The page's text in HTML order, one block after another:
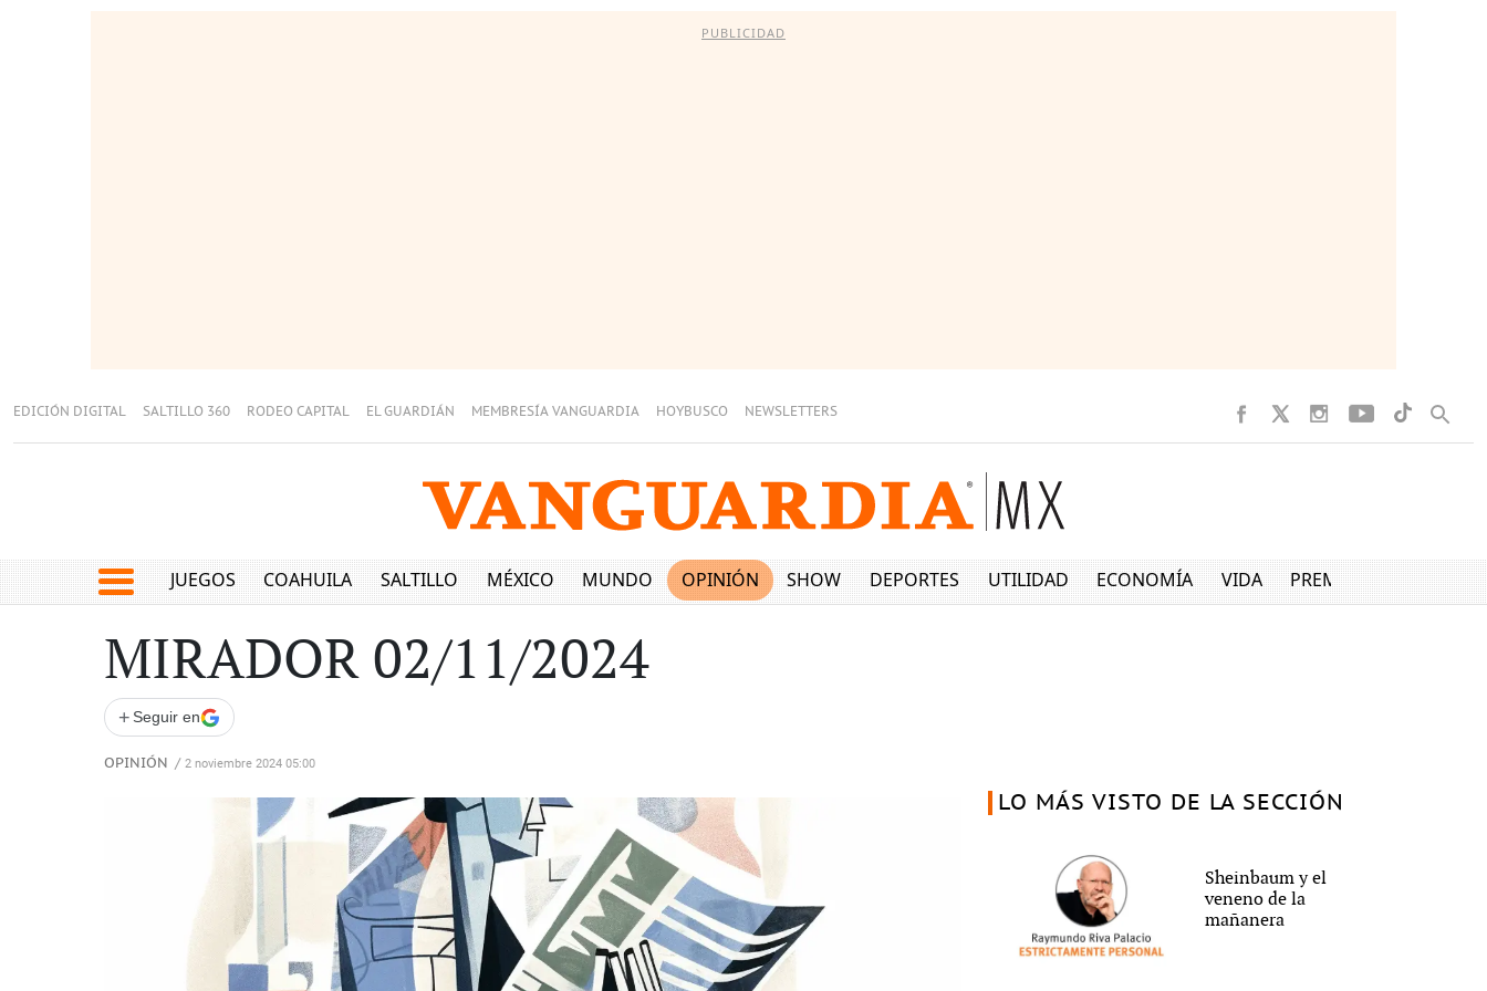
PUBLICIDAD
EDICIÓN DIGITAL SALTILLO 360 RODEO CAPITAL EL GUARDIÁN MEMBRESÍA VANGUARDIA HOYBUSCO NEWSLETTERS
JUEGOS COAHUILA SALTILLO MÉXICO MUNDO OPINIÓN SHOW DEPORTES UTILIDAD ECONOMÍA VIDA PREMIUM
MIRADOR 02/11/2024
+ Seguir en
OPINIÓN / 2 noviembre 2024 05:00
LO MÁS VISTO DE LA SECCIÓN
Sheinbaum y el
veneno de la
mañanera